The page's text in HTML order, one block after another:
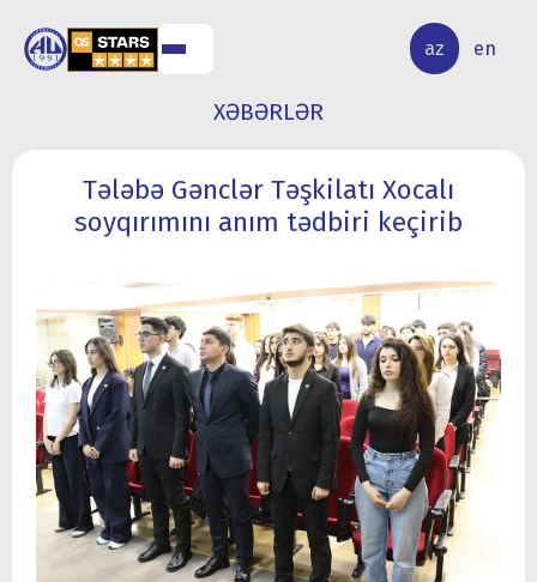
az en
ELMİ
TƏDQİQAT
XƏBƏRLƏR
Tələbə Gənclər Təşkilatı Xocalı
soyqırımını anım tədbiri keçirib